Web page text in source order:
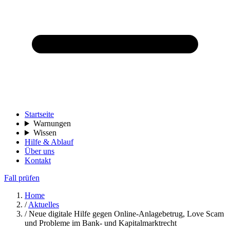
Startseite
Warnungen
Wissen
Hilfe & Ablauf
Über uns
Kontakt
Fall prüfen
Home
/ Aktuelles
/ Neue digitale Hilfe gegen Online-Anlagebetrug, Love Scam
und Probleme im Bank- und Kapitalmarktrecht